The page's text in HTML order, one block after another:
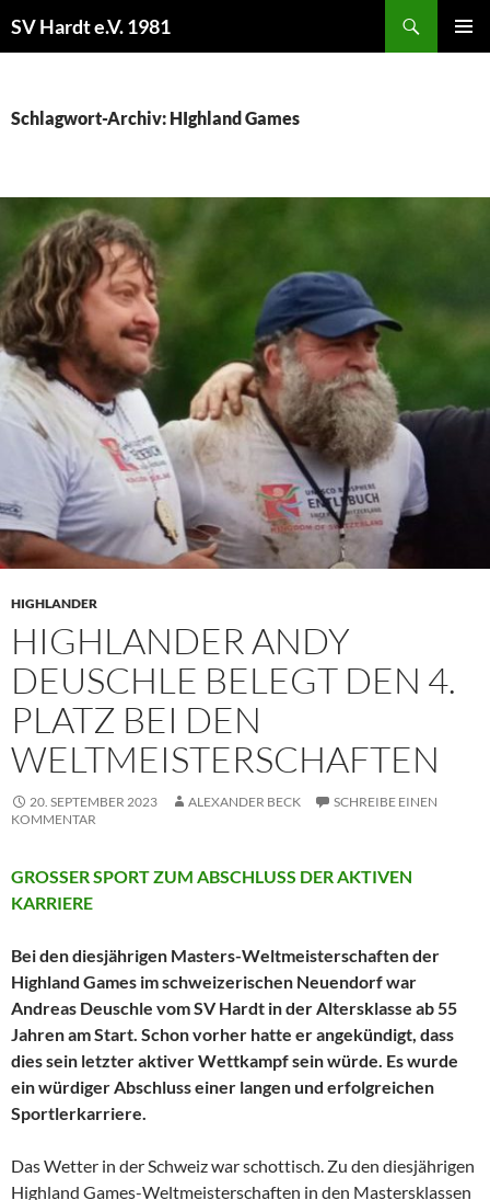
Inhalt
SV Hardt e.V. 1981
Schlagwort-Archiv: HIghland Games
HIGHLANDER
HIGHLANDER ANDY
DEUSCHLE BELEGT DEN 4.
PLATZ BEI DEN
WELTMEISTERSCHAFTEN
20. SEPTEMBER 2023 ALEXANDER BECK
SCHREIBE EINEN
KOMMENTAR
GROSSER SPORT ZUM ABSCHLUSS DER AKTIVEN
KARRIERE
Bei den diesjährigen Masters-Weltmeisterschaften der
Highland Games im schweizerischen Neuendorf war
Andreas Deuschle vom SV Hardt in der Altersklasse ab 55
Jahren am Start. Schon vorher hatte er angekündigt, dass
dies sein letzter aktiver Wettkampf sein würde. Es wurde
ein würdiger Abschluss einer langen und erfolgreichen
Sportlerkarriere.
Das Wetter in der Schweiz war schottisch. Zu den diesjährigen
Highland Games-Weltmeisterschaften in den Mastersklassen